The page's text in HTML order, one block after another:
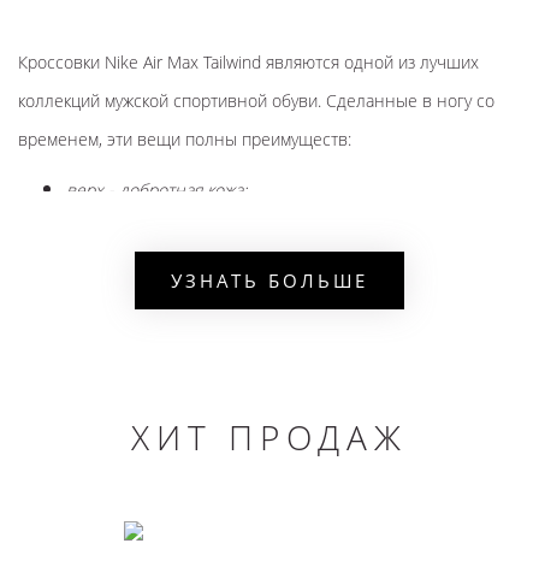
Кроссовки Nike Air Max Tailwind являются одной из лучших
коллекций мужской спортивной обуви. Сделанные в ногу со
временем, эти вещи полны преимуществ:
верх - добротная кожа;
наличие амортизации с приятным пружинящим
наличие контрастной вставки;
Особой популярностью пользуется конфигурация из серии Plus
УЗНАТЬ БОЛЬШЕ
ХИТ ПРОДАЖ